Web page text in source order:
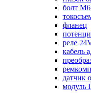
болт
фланец
реле
кабель
датчик
модуль